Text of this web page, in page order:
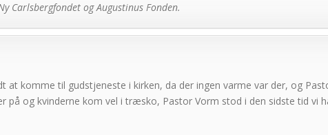
Carlsbergfondet og Augustinus Fonden.
at komme til gudstjeneste i kirken, da der ingen varme var der, og
og kvinderne kom vel i træsko, Pastor Vorm stod i den sidste tid vi